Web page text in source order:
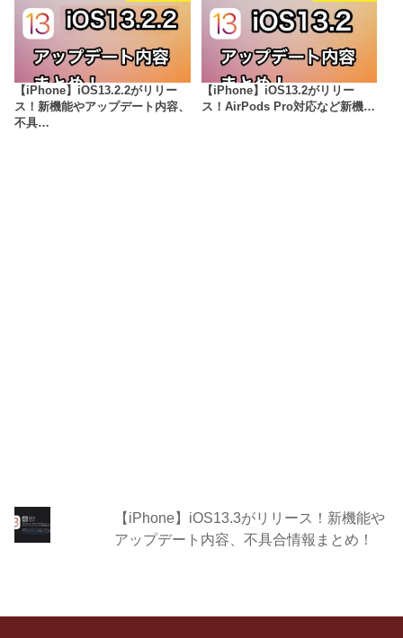
【iPhone】iOS13.2.2がリリー
ス！新機能やアップデート内容、
不具…
【iPhone】iOS13.2がリリー
ス！AirPods Pro対応など新機…
【iPhone】iOS13.3がリリース！新機能や
アップデート内容、不具合情報まとめ！